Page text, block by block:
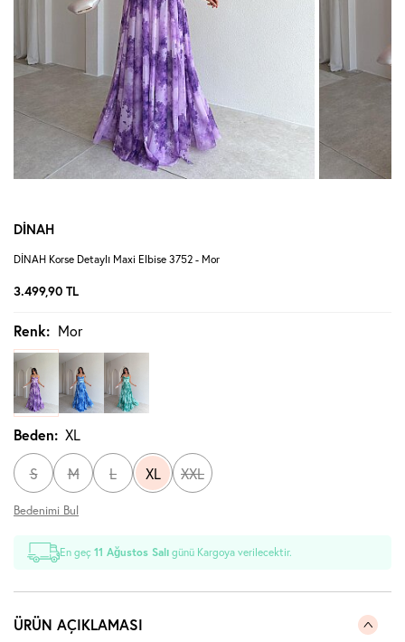
DİNAH
DİNAH Korse Detaylı Maxi Elbise 3752 - Mor
3.499,90 TL
Renk: Mor
Beden: XL
S M L XL XXL
Bedenimi Bul
En geç11 Ağustos Salı günü Kargoya verilecektir.
ÜRÜN AÇIKLAMASI